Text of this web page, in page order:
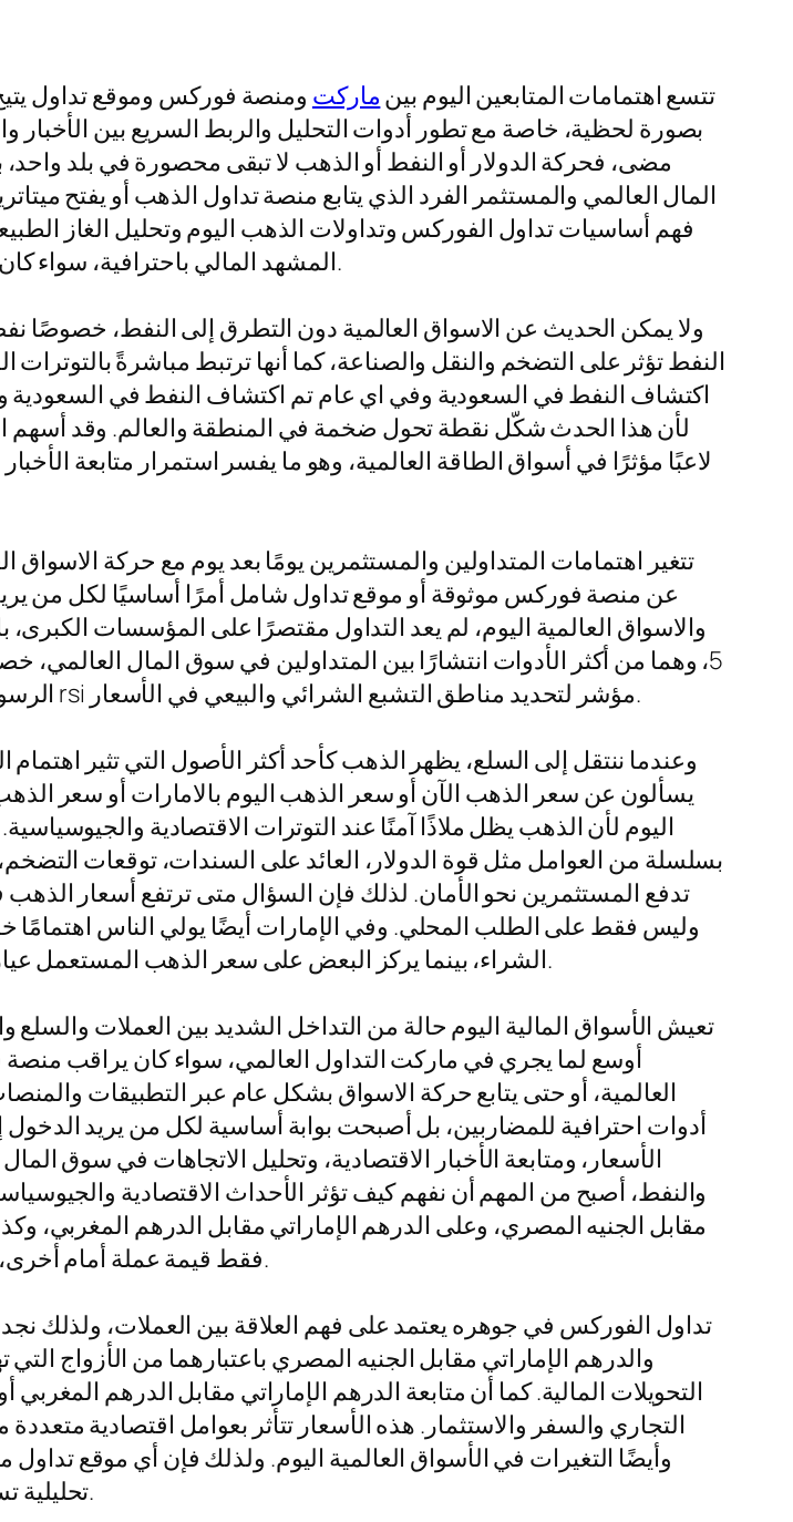
تتسع اهتمامات المتابعين اليوم بين ماركت ومنصة فوركس وموقع تداول يتيح
بصورة لحظية، خاصة مع تطور أدوات التحليل والربط السريع بين
مضى، فحركة الدولار أو النفط أو الذهب لا تبقى محصورة في بلد
فهم أساسيات تداول الفوركس وتداولات الذهب اليوم وتحليل الغاز
المشهد المالي باحترافية، سواء كان هدفه المضاربة أو التحوط أو حتى مجرد الفهم العام لحركة الأسعار.
ولا يمكن الحديث عن الاسواق العالمية دون التطرق إلى النفط، خصوصًا
النفط تؤثر على التضخم والنقل والصناعة، كما أنها ترتبط مباشرةً بالتوترات
اكتشاف النفط في السعودية وفي اي عام تم اكتشاف النفط في السعودية
لأن هذا الحدث شكّل نقطة تحول ضخمة في المنطقة والعالم. وقد أسهم
لاعبًا مؤثرًا في أسواق الطاقة العالمية، وهو ما يفسر استمرار متابعة
تتغير اهتمامات المتداولين والمستثمرين يومًا بعد يوم مع حركة
عن منصة فوركس موثوقة أو موقع تداول شامل أمرًا أساسيًا لكل من
5، وهما من أكثر الأدوات انتشارًا بين المتداولين في سوق المال
الرسوم البيانية المتقدمة، وإمكانية استخدام مؤشرات التحليل الفني مثل rsi مؤشر لتحديد مناطق التشبع الشرائي والبيعي في الأسعار.
وعندما ننتقل إلى السلع، يظهر الذهب كأحد أكثر الأصول التي تثير اهتمام
اليوم لأن الذهب يظل ملاذًا آمنًا عند التوترات الاقتصادية
بسلسلة من العوامل مثل قوة الدولار، العائد على السندات، توقعات
تدفع المستثمرين نحو الأمان. لذلك فإن السؤال متى ترتفع أسعار
وليس فقط على الطلب المحلي. وفي الإمارات أيضًا يولي الناس اهتمامًا
الشراء، بينما يركز البعض على سعر الذهب المستعمل عيار 21 اليوم في الإمارات عند البحث عن فرص شراء أو بيع أكثر مرونة.
تعيش الأسواق المالية اليوم حالة من التداخل الشديد بين العملات والسلع
أوسع لما يجري في ماركت التداول العالمي، سواء كان يراقب
أدوات احترافية للمضاربين، بل أصبحت بوابة أساسية لكل من يريد
الأسعار، ومتابعة الأخبار الاقتصادية، وتحليل الاتجاهات في سوق
والنفط، أصبح من المهم أن نفهم كيف تؤثر الأحداث الاقتصادية
مقابل الجنيه المصري، وعلى الدرهم الإماراتي مقابل الدرهم المغربي،
فقط قيمة عملة أمام أخرى، بل تعكس أيضاً حركة التجارة والسفر والتحويلات المالية بين الدول.
تداول الفوركس في جوهره يعتمد على فهم العلاقة بين العملات، ولذلك
والدرهم الإماراتي مقابل الجنيه المصري باعتبارهما من الأزواج
التحويلات المالية. كما أن متابعة الدرهم الإماراتي مقابل الدرهم
التجاري والسفر والاستثمار. هذه الأسعار تتأثر بعوامل اقتصادية
وأيضًا التغيرات في الأسواق العالمية اليوم. ولذلك فإن أي موقع
تحليلية تساعد المستخدم على اتخاذ قرار مدروس بدل الاعتماد على التخمين.